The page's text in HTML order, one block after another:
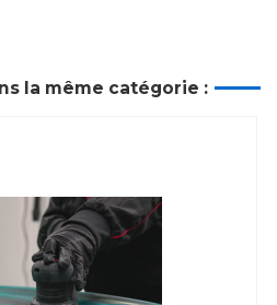
la même catégorie :